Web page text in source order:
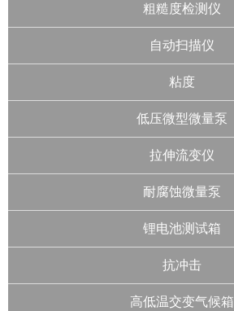
粗糙度检测仪
自动扫描仪
粘度
低压微型微量泵
拉伸流变仪
耐腐蚀微量泵
锂电池测试箱
抗冲击
高低温交变气候箱